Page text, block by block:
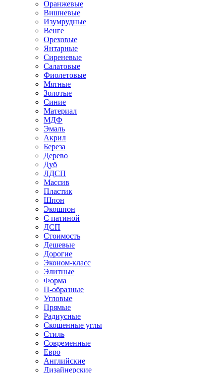
Оранжевые
Вишневые
Изумрудные
Венге
Ореховые
Янтарные
Сиреневые
Салатовые
Фиолетовые
Мятные
Золотые
Синие
Материал
МДФ
Эмаль
Акрил
Береза
Дерево
Дуб
ЛДСП
Массив
Пластик
Шпон
Экошпон
С патиной
ДСП
Стоимость
Дешевые
Дорогие
Эконом-класс
Элитные
Форма
П-образные
Угловые
Прямые
Радиусные
Скошенные углы
Стиль
Современные
Евро
Английские
Дизайнерские